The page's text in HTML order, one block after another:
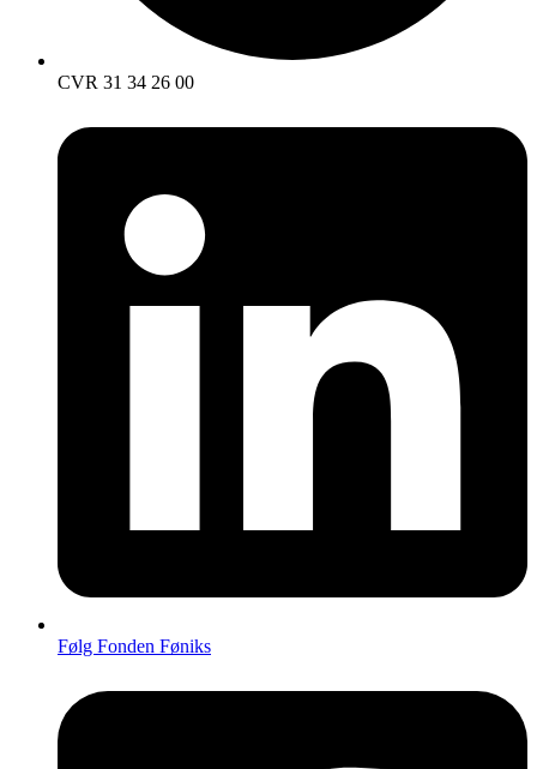
CVR 31 34 26 00
Følg Fonden Føniks